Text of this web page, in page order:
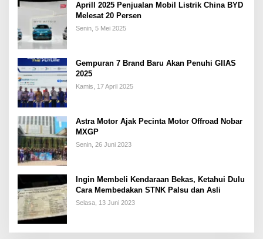
Aprill 2025 Penjualan Mobil Listrik China BYD
Melesat 20 Persen
Senin, 5 Mei 2025
Gempuran 7 Brand Baru Akan Penuhi GIIAS
2025
Kamis, 17 April 2025
Astra Motor Ajak Pecinta Motor Offroad Nobar
MXGP
Senin, 26 Juni 2023
Ingin Membeli Kendaraan Bekas, Ketahui Dulu
Cara Membedakan STNK Palsu dan Asli
Selasa, 13 Juni 2023